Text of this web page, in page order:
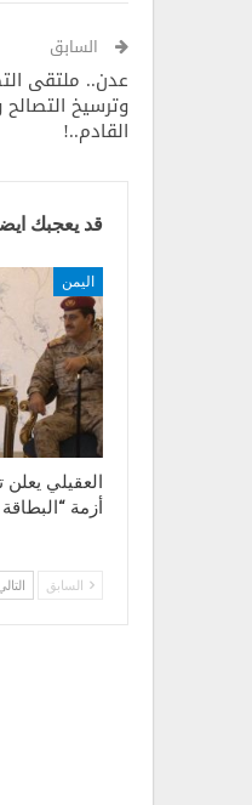
السابق
عدن.. ملتقى
القادم..!
قد يعجبك
اليمن
العقيلي
أزمة
السابق